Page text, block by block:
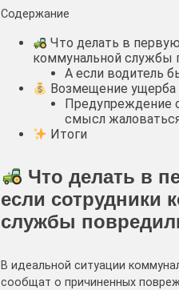
Содержание
Что делать в
коммунальной службы
А если водитель
Возмещение ущерба
Предупреждение
смысл
Итоги
Что делать в
если сотрудники
службы
В идеальной ситуации
сообщат о причиненных